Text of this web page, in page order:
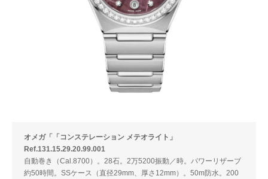
オメガ「「コンステレーション メテオライト」
Ref.131.15.29.20.99.001
自動巻き（Cal.8700）。28石。2万5200振動／時。パワーリザーブ
約50時間。SSケース（直径29mm、厚さ12mm）。50m防水。200